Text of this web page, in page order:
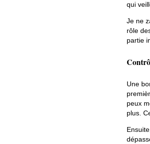
qui
Je ne
rôle
partie
Une
peux
plus.